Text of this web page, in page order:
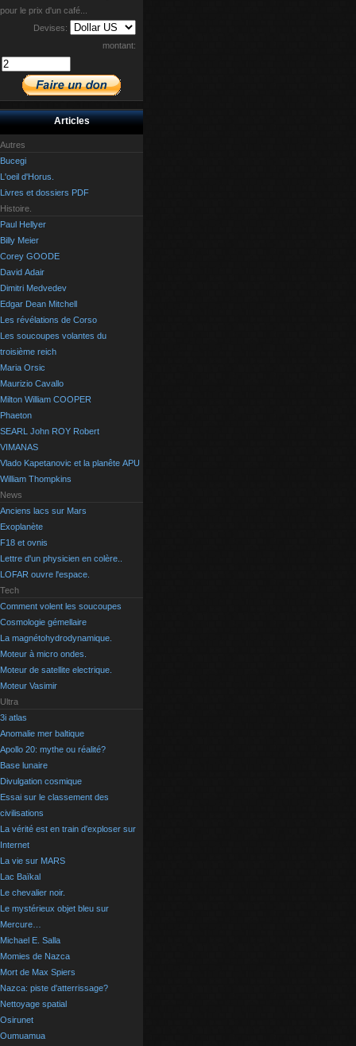
pour le prix d'un café...
Devises:
montant:
Articles
Autres
Bucegi
L'oeil d'Horus.
Livres et dossiers PDF
Histoire.
Paul Hellyer
Billy Meier
Corey GOODE
David Adair
Dimitri Medvedev
Edgar Dean Mitchell
Les révélations de Corso
Les soucoupes volantes du
troisième reich
Maria Orsic
Maurizio Cavallo
Milton William COOPER
Phaeton
SEARL John ROY Robert
VIMANAS
Vlado Kapetanovic et la planête APU
William Thompkins
News
Anciens lacs sur Mars
Exoplanète
F18 et ovnis
Lettre d'un physicien en colère..
LOFAR ouvre l'espace.
Tech
Comment volent les soucoupes
Cosmologie gémellaire
La magnétohydrodynamique.
Moteur à micro ondes.
Moteur de satellite electrique.
Moteur Vasimir
Ultra
3i atlas
Anomalie mer baltique
Apollo 20: mythe ou réalité?
Base lunaire
Divulgation cosmique
Essai sur le classement des
civilisations
La vérité est en train d'exploser sur
Internet
La vie sur MARS
Lac Baïkal
Le chevalier noir.
Le mystérieux objet bleu sur
Mercure…
Michael E. Salla
Momies de Nazca
Mort de Max Spiers
Nazca: piste d'atterrissage?
Nettoyage spatial
Osirunet
Oumuamua